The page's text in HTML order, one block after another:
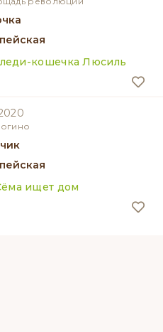
кошечка Люсиль
ищет дом